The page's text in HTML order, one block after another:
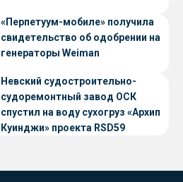
«Перпетуум-мобиле» получила
свидетельство об одобрении на
генераторы Weiman
Невский судостроительно-
судоремонтный завод ОСК
спустил на воду сухогруз «Архип
Куинджи» проекта RSD59